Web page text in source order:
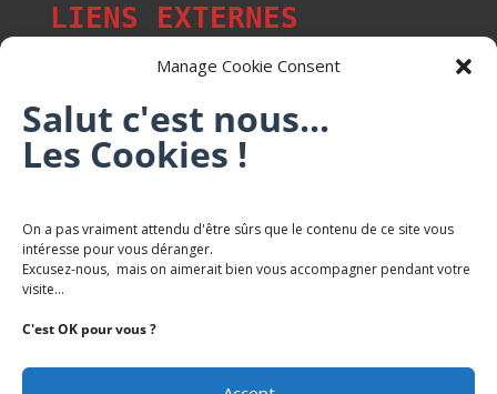
Manage Cookie Consent
Salut c'est nous...
Les Cookies !
On a pas vraiment attendu d'être sûrs que le contenu de ce site vous
intéresse pour vous déranger.
Excusez-nous, mais on aimerait bien vous accompagner pendant votre
visite...
C'est OK pour vous ?
LIENS EXTERNES
Les p'tits citoyens de Mont-Saint-Martin
Trail Saintmartinois Daniel FEITE
Karaté Mont Saint Martin